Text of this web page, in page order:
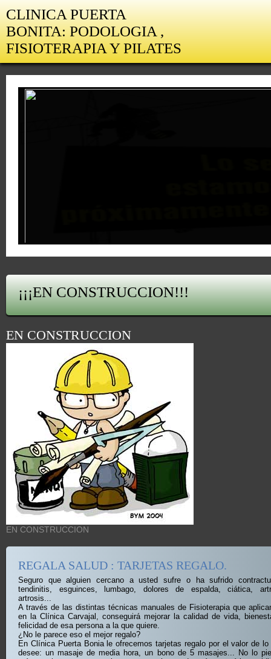
CLINICA PUERTA
BONITA: PODOLOGIA ,
FISIOTERAPIA Y PILATES
¡¡¡EN CONSTRUCCION!!!
EN CONSTRUCCION
EN CONSTRUCCION
REGALA SALUD : TARJETAS REGALO.
Seguro que alguien cercano a usted sufre o ha sufrido
tendinitis, esguinces, lumbago, dolores de espalda, ciática,
artrosis...
A través de las distintas técnicas manuales de Fisioterapia que
en la Clínica Carvajal, conseguirá mejorar la calidad de vida,
felicidad de esa persona a la que quiere.
¿No le parece eso el mejor regalo?
En Clínica Puerta Bonia le ofrecemos tarjetas regalo por el valor de lo
desee: un masaje de media hora, un bono de 5 masajes... No lo